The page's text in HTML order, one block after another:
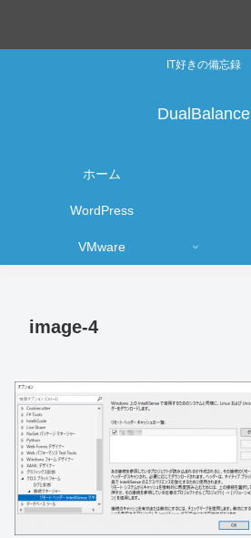
IT好きの備忘録
DualBalance
ホーム
WordPress
VMware
image-4